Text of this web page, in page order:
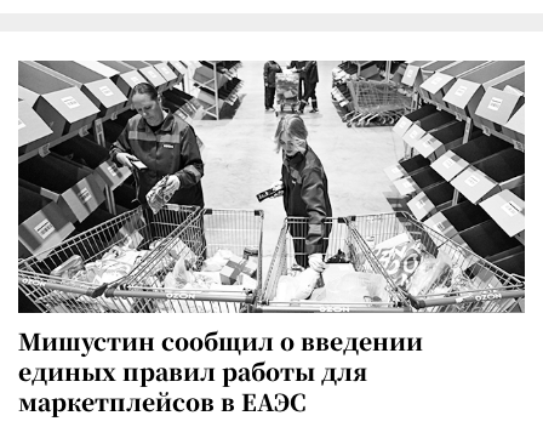
Мишустин сообщил о введении
единых правил работы для
маркетплейсов в ЕАЭС